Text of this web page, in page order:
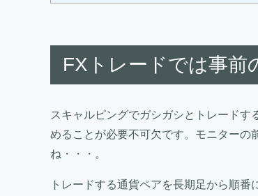
FXトレードでは事前
スキャルピングでガシガシとトレード
めることが必要不可欠です。モニターの
ね・・・。
トレードする通貨ペアを長期足から順